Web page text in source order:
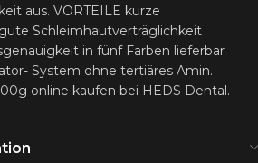
aus. VORTEILE kurze
Schleimhautverträglichkeit
in fünf Farben lieferbar
System ohne tertiäres Amin.
online kaufen bei HEDS Dental.